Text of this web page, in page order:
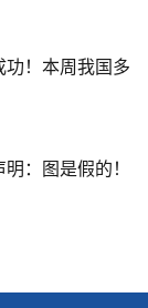
功！本周我国多
：图是假的！